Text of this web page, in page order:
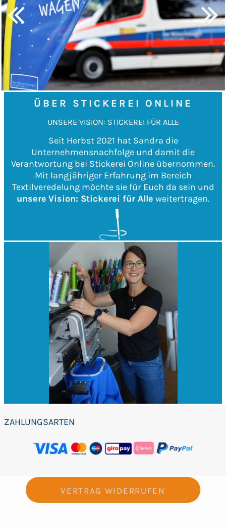
ÜBER STICKEREI ONLINE
UNSERE VISION: STICKEREI FÜR ALLE
Seit Herbst 2021 hat Sandra die
Unternehmensnachfolge und damit die
Verantwortung bei Stickerei Online übernommen.
Mit langjähriger Erfahrung im Bereich
Textilveredelung möchte sie für Euch da sein und
unsere Vision: Stickerei für Alle weitertragen.
ZAHLUNGSARTEN
VERTRAG WIDERRUFEN